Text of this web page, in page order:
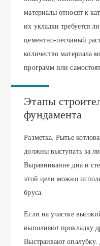
материалы относят к
их укладки требуется
цементно-песчаный
количество материала
программ или
Этапы
фундамента
Разметка. Рытье
должны выступать за
Выравнивание дна и
этой цели можно
бруса.
Если на участке
выполняют прокладку
Выстраивают опалубку.